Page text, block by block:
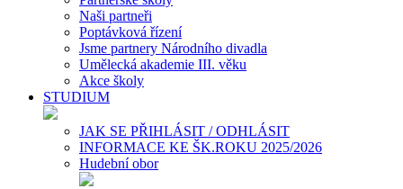
Naši partneři
Poptávková řízení
Jsme partnery Národního divadla
Umělecká akademie III. věku
Akce školy
STUDIUM
JAK SE PŘIHLÁSIT / ODHLÁSIT
INFORMACE KE ŠK.ROKU 2025/2026
Hudební obor